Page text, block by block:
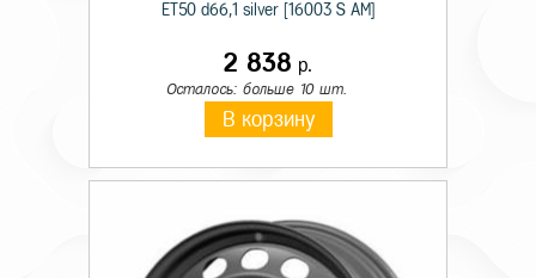
ET50 d66,1 silver [16003 S AM]
2 838 р.
Осталось: больше 10 шт.
В корзину